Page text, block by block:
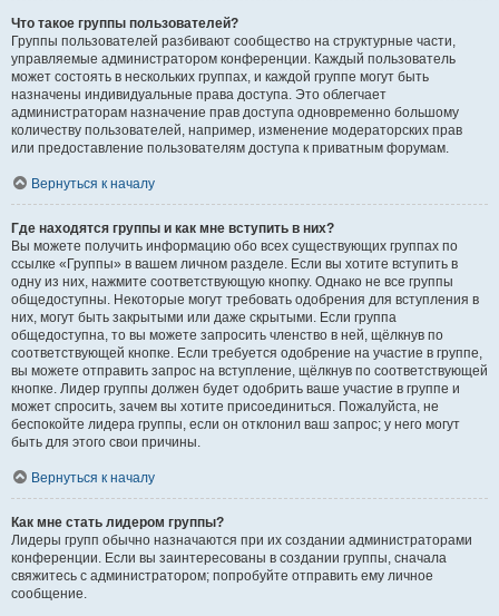
Что такое группы пользователей?
Группы пользователей разбивают сообщество на структурные части,
управляемые администратором конференции. Каждый пользователь
может состоять в нескольких группах, и каждой группе могут быть
назначены индивидуальные права доступа. Это облегчает
администраторам назначение прав доступа одновременно большому
количеству пользователей, например, изменение модераторских прав
или предоставление пользователям доступа к приватным форумам.
Вернуться к началу
Где находятся группы и как мне вступить в них?
Вы можете получить информацию обо всех существующих группах по
ссылке «Группы» в вашем личном разделе. Если вы хотите вступить в
одну из них, нажмите соответствующую кнопку. Однако не все группы
общедоступны. Некоторые могут требовать одобрения для вступления в
них, могут быть закрытыми или даже скрытыми. Если группа
общедоступна, то вы можете запросить членство в ней, щёлкнув по
соответствующей кнопке. Если требуется одобрение на участие в группе,
вы можете отправить запрос на вступление, щёлкнув по соответствующей
кнопке. Лидер группы должен будет одобрить ваше участие в группе и
может спросить, зачем вы хотите присоединиться. Пожалуйста, не
беспокойте лидера группы, если он отклонил ваш запрос; у него могут
быть для этого свои причины.
Вернуться к началу
Как мне стать лидером группы?
Лидеры групп обычно назначаются при их создании администраторами
конференции. Если вы заинтересованы в создании группы, сначала
свяжитесь с администратором; попробуйте отправить ему личное
сообщение.